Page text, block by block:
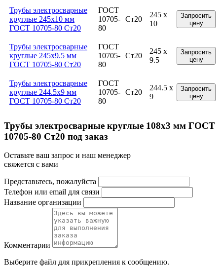
Трубы электросварные
круглые 245x10 мм
ГОСТ 10705-80 Ст20
ГОСТ
10705-
80
Ст20
245 x
10
Запросить
цену
Трубы электросварные
круглые 245x9.5 мм
ГОСТ 10705-80 Ст20
ГОСТ
10705-
80
Ст20
245 x
9.5
Запросить
цену
Трубы электросварные
круглые 244.5x9 мм
ГОСТ 10705-80 Ст20
ГОСТ
10705-
80
Ст20
244.5 x
9
Запросить
цену
Трубы электросварные круглые 108x3 мм ГОСТ
10705-80 Ст20 под заказ
Оставьте ваш запрос и наш менеджер
свяжется с вами
Представьтесь, пожалуйста
Телефон или email для связи
Название организации
Комментарии
Выберите файл для прикрепления к сообщению.